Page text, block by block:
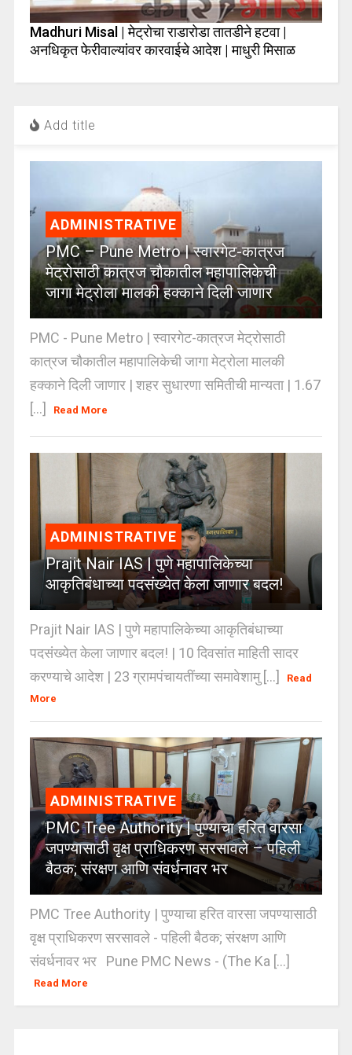
Madhuri Misal | मेट्रोचा राडारोडा तातडीने हटवा |
अनधिकृत फेरीवाल्यांवर कारवाईचे आदेश | माधुरी मिसाळ
Add title
ADMINISTRATIVE
PMC – Pune Metro | स्वारगेट-कात्रज
मेट्रोसाठी कात्रज चौकातील महापालिकेची
जागा मेट्रोला मालकी हक्काने दिली जाणार
PMC - Pune Metro | स्वारगेट-कात्रज मेट्रोसाठी
कात्रज चौकातील महापालिकेची जागा मेट्रोला मालकी
हक्काने दिली जाणार | शहर सुधारणा समितीची मान्यता | 1.67
[...]
Read More
ADMINISTRATIVE
Prajit Nair IAS | पुणे महापालिकेच्या
आकृतिबंधाच्या पदसंख्येत केला जाणार बदल!
Prajit Nair IAS | पुणे महापालिकेच्या आकृतिबंधाच्या
पदसंख्येत केला जाणार बदल! | 10 दिवसांत माहिती सादर
करण्याचे आदेश | 23 ग्रामपंचायतींच्या समावेशामु [...]
Read
More
ADMINISTRATIVE
PMC Tree Authority | पुण्याचा हरित वारसा
जपण्यासाठी वृक्ष प्राधिकरण सरसावले – पहिली
बैठक; संरक्षण आणि संवर्धनावर भर
PMC Tree Authority | पुण्याचा हरित वारसा जपण्यासाठी
वृक्ष प्राधिकरण सरसावले - पहिली बैठक; संरक्षण आणि
संवर्धनावर भर Pune PMC News - (The Ka [...]
Read More